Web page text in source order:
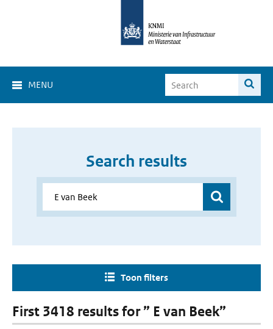
MENU
Search results
Toon filters
First 3418 results for ” E van Beek”